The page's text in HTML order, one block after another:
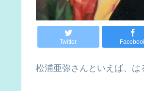
Twitter
松浦亜弥さんといえば、は